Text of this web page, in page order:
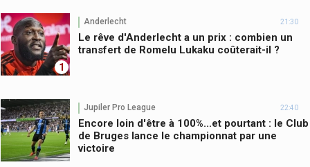
1
Anderlecht 21:30
Le rêve d'Anderlecht a un prix : combien un
transfert de Romelu Lukaku coûterait-il ?
Jupiler Pro League 22:40
Encore loin d'être à 100%...et pourtant : le Club
de Bruges lance le championnat par une
victoire